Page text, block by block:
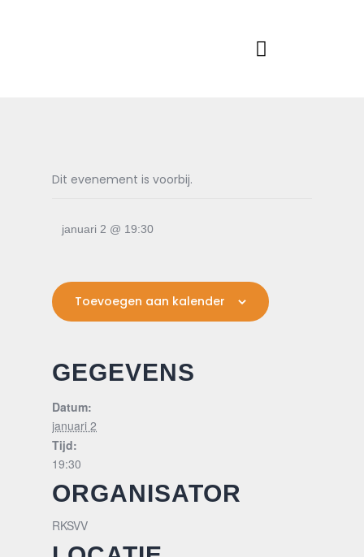
Dit evenement is voorbij.
januari 2 @ 19:30
Toevoegen aan kalender
GEGEVENS
Datum:
januari 2
Tijd:
19:30
ORGANISATOR
RKSVV